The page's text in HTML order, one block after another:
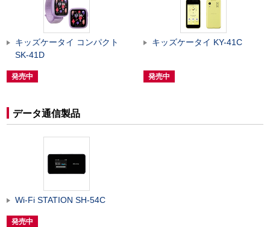
キッズケータイ コンパクト
SK-41D
発売中
キッズケータイ KY-41C
発売中
データ通信製品
Wi-Fi STATION SH-54C
発売中